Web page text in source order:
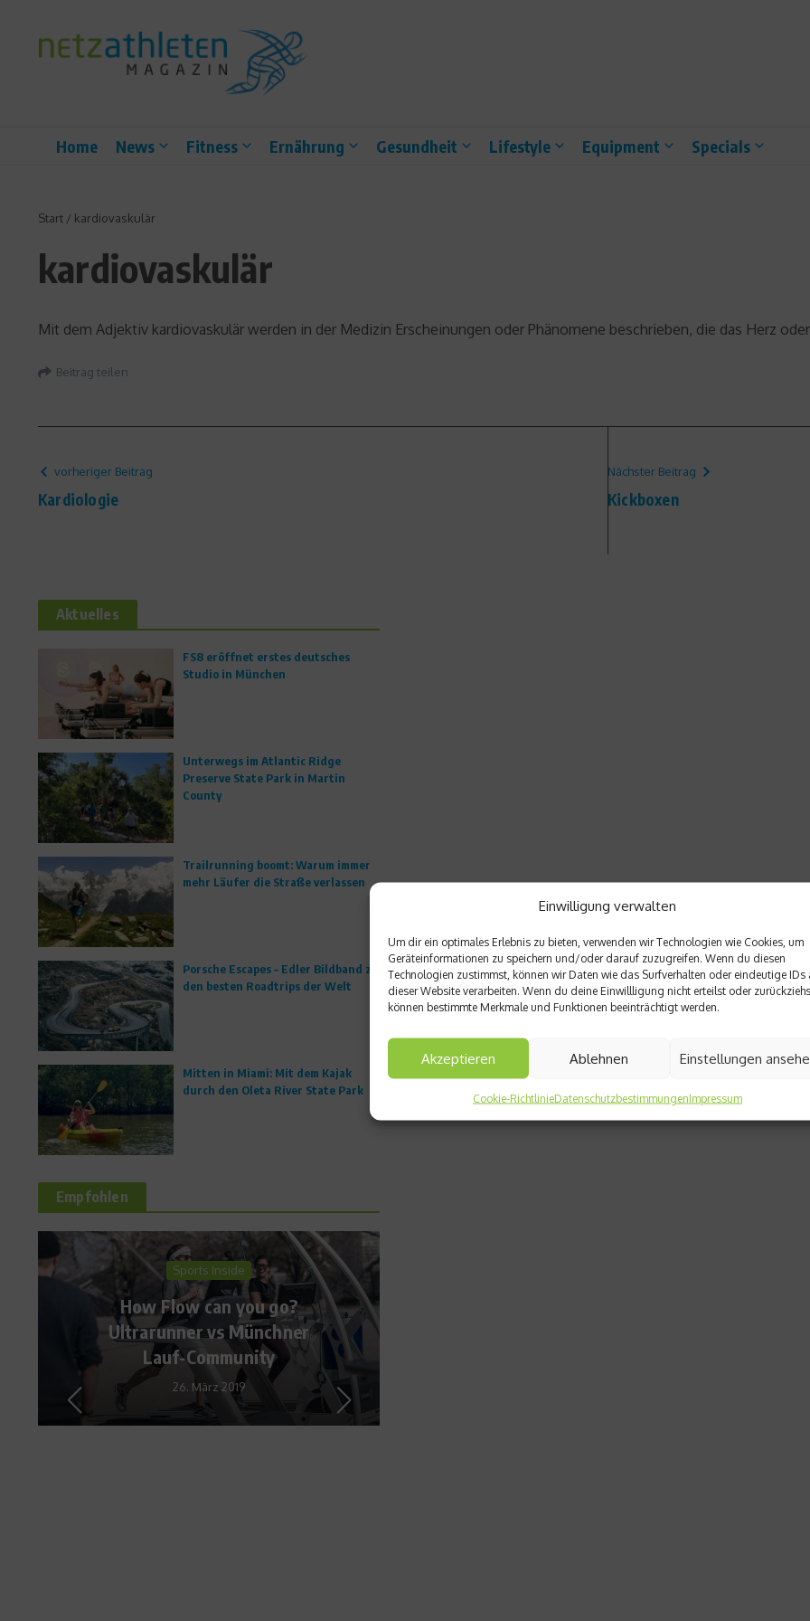
Einwilligung verwalten
Um dir ein optimales Erlebnis zu bieten, verwenden wir Technologien wie Cookies, um
Geräteinformationen zu speichern und/oder darauf zuzugreifen. Wenn du diesen
Technologien zustimmst, können wir Daten wie das Surfverhalten oder eindeutige IDs
dieser Website verarbeiten. Wenn du deine Einwillligung nicht erteilst oder
können bestimmte Merkmale und Funktionen beeinträchtigt werden.
Akzeptieren Ablehnen Einstellungen
Cookie-RichtlinieDatenschutzbestimmungenImpressum
Home News Fitness Ernährung Gesundheit Lifestyle Equipment Specials
Start / kardiovaskulär
kardiovaskulär
Mit dem Adjektiv kardiovaskulär werden in der Medizin Erscheinungen oder Phänomene beschrieben, die das Herz
Beitrag teilen
vorheriger Beitrag
Kardiologie
Nächster Beitrag
Kickboxen
Aktuelles
FS8 eröffnet erstes deutsches
Studio in München
Unterwegs im Atlantic Ridge
Preserve State Park in Martin
County
Trailrunning boomt: Warum immer
mehr Läufer die Straße verlassen
Porsche Escapes – Edler Bildband zu
den besten Roadtrips der Welt
Mitten in Miami: Mit dem Kajak
durch den Oleta River State Park
Empfohlen
Sports Inside
How Flow can you go?
Ultrarunner vs Münchner
Lauf-Community
26. März 2019